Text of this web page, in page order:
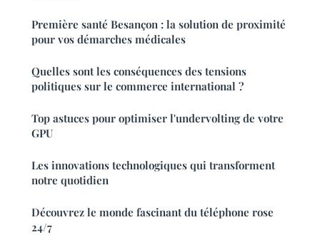
Première santé Besançon : la solution de proximité
pour vos démarches médicales
Quelles sont les conséquences des tensions
politiques sur le commerce international ?
Top astuces pour optimiser l'undervolting de votre
GPU
Les innovations technologiques qui transforment
notre quotidien
Découvrez le monde fascinant du téléphone rose
24/7